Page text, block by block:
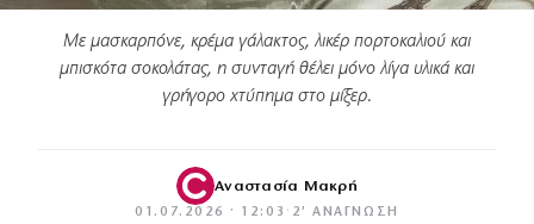
Με μασκαρπόνε, κρέμα γάλακτος, λικέρ πορτοκαλιού και
μπισκότα σοκολάτας, η συνταγή θέλει μόνο λίγα υλικά και
γρήγορο χτύπημα στο μίξερ.
Αναστασία Μακρή
01.07.2026 · 12:03 · 2′ ΑΝΆΓΝΩΣΗ